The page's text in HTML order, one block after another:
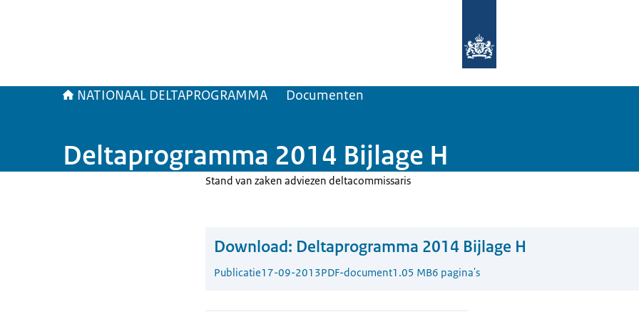
NATIONAAL DELTAPROGRAMMA Documenten
Deltaprogramma 2014 Bijlage H
Stand van zaken adviezen deltacommissaris
Download: Deltaprogramma 2014 Bijlage H
Publicatie17-09-2013PDF-document1.05 MB6 pagina's